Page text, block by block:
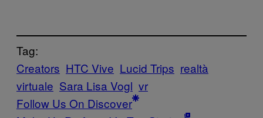
Tag:
Creators HTC Vive Lucid Trips realtà
virtuale Sara Lisa Vogl vr
Follow Us On Discover